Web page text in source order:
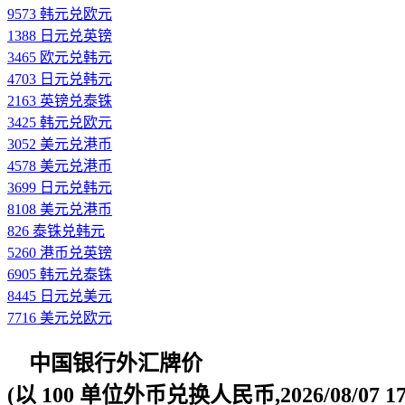
9573 韩元兑欧元
1388 日元兑英镑
3465 欧元兑韩元
4703 日元兑韩元
2163 英镑兑泰铢
3425 韩元兑欧元
3052 美元兑港币
4578 美元兑港币
3699 日元兑韩元
8108 美元兑港币
826 泰铢兑韩元
5260 港币兑英镑
6905 韩元兑泰铢
8445 日元兑美元
7716 美元兑欧元
中国银行外汇牌价
(以 100 单位外币兑换人民币,2026/08/07